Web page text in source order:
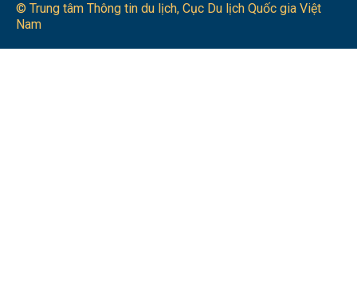
© Trung tâm Thông tin du lịch​, Cục Du lịch Quốc gia Việt
Nam